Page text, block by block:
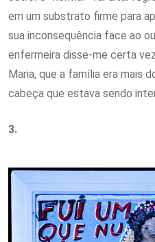
em um substrato firme para
sua inconsequência face ao
enfermeira disse-me certa
Maria, que a família era mais
cabeça que estava sendo
3.